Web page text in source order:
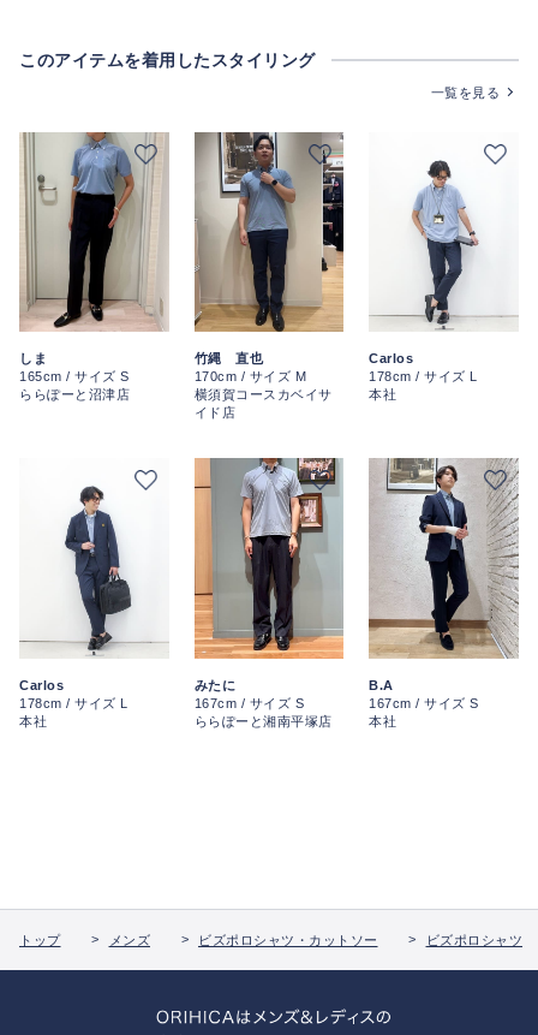
このアイテムを着用したスタイリング
一覧を見る
しま
165cm / サイズ S
ららぽーと沼津店
竹縄 直也
170cm / サイズ M
横須賀コースカベイサ
イド店
Carlos
178cm / サイズ L
本社
Carlos
178cm / サイズ L
本社
みたに
167cm / サイズ S
ららぽーと湘南平塚店
B.A
167cm / サイズ S
本社
トップ メンズ ビズポロシャツ・カットソー ビズポロシャツ